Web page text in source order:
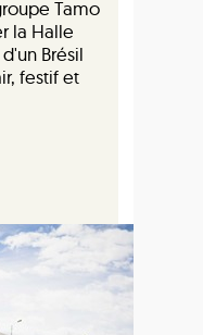
Tamo
la Halle
Brésil
festif et